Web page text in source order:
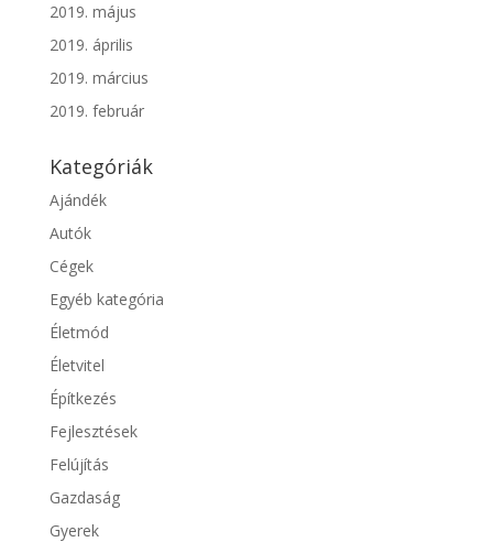
2019. május
2019. április
2019. március
2019. február
Kategóriák
Ajándék
Autók
Cégek
Egyéb kategória
Életmód
Életvitel
Építkezés
Fejlesztések
Felújítás
Gazdaság
Gyerek